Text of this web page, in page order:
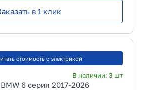
в 1 клик
стоимость с электрикой
В наличии: 3 шт
6 серия 2017-2026